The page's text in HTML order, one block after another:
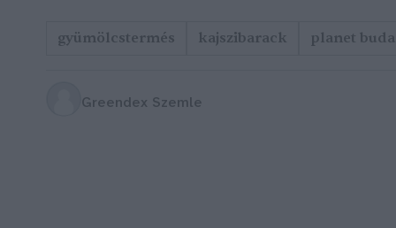
gyümölcstermés kajszibarack planet buda
Greendex Szemle